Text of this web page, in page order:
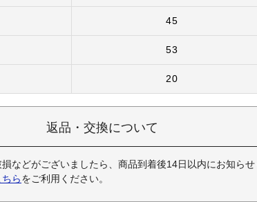
45
53
20
返品・交換について
などがございましたら、商品到着後14日以内にお知ら
ちらをご利用ください。